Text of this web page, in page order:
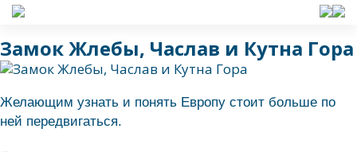
Замок Жлебы, Часлав и Кутна Гора
Желающим узнать и понять Европу стоит больше по
ней передвигаться.